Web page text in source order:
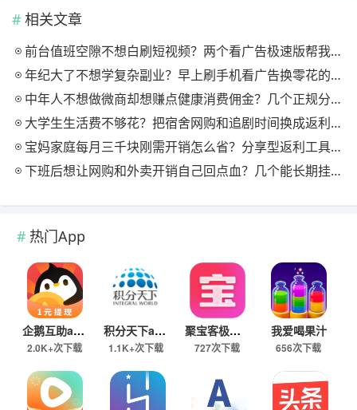
相关文章
前台值班空隙不想白刷短视频？两个看广告极速版帮我月回血三百块
年纪大了不想学复杂副业？早上刷手机看广告换零花的两个极速版用法
中年人不想做微商却想赚点健康消费佣金？几个正规分享式返利平台排位
大学生生活费不够花？把宿舍网购和追剧时间换成返利零钱的方法
宝妈家庭每月三千块刚需开销怎么省？分享型返利工具这样搭最舒服
下班后想让网购和外卖开销自己回点血？几个能长期挂机的返利入口实测
热门App
企鹅互助app
2.0K+次下载
积分天下app
1.1K+次下载
聚宝客极速版
727次下载
我爱喝果汁
656次下载